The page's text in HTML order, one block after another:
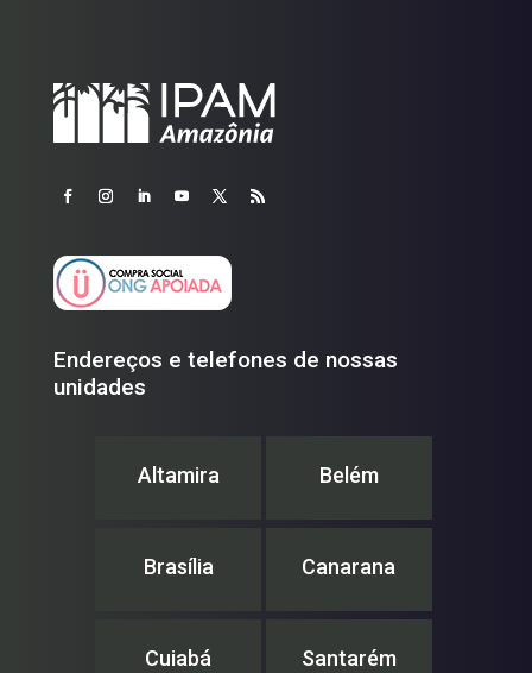
Endereços e telefones de nossas
unidades
Altamira Belém
Brasília Canarana
Cuiabá Santarém